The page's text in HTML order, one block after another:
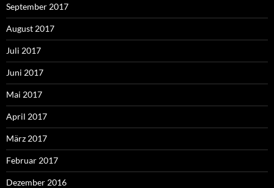
September 2017
August 2017
Juli 2017
Juni 2017
Mai 2017
April 2017
März 2017
Februar 2017
Dezember 2016